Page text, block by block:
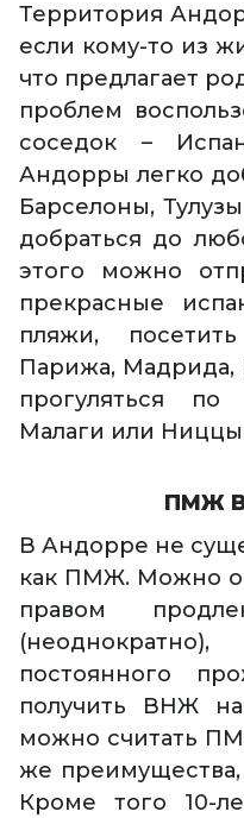
Территория
если кому-то из
что предлагает
проблем
соседок –
Андорры легко
Барселоны,
добраться до
этого можно
прекрасные
пляжи,
Парижа, Мадрида,
прогуляться по
Малаги или
ПМЖ
В Андорре не
как ПМЖ. Можно
правом
постоянного
получить ВНЖ
можно считать
же
Кроме того 10-